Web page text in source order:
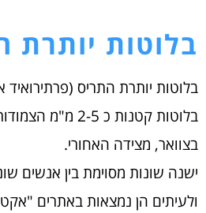
בלוטות יותרת
בלוטות קטנות כ 2-
בצוואר, מצידה האחורי.
ישנה שונות מסוימת בין אנשים
ולעיתים הן נמצאות באתרים